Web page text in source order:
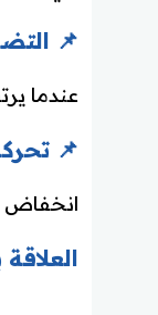
📌
عندما
📌
انخفاض